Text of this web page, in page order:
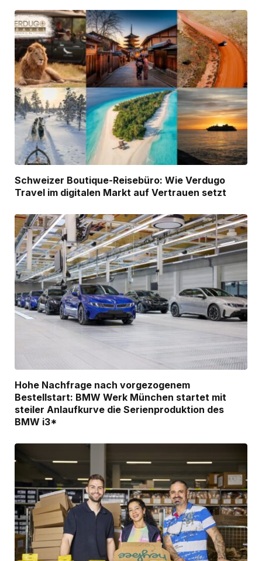
Schweizer Boutique-Reisebüro: Wie Verdugo
Travel im digitalen Markt auf Vertrauen setzt
Hohe Nachfrage nach vorgezogenem
Bestellstart: BMW Werk München startet mit
steiler Anlaufkurve die Serienproduktion des
BMW i3*